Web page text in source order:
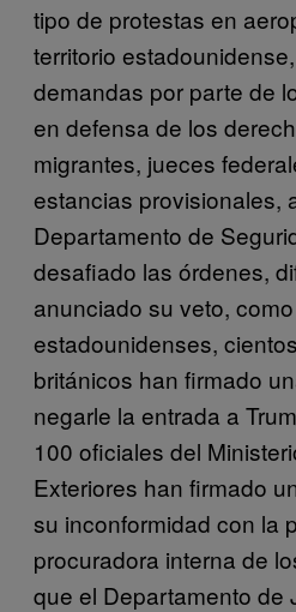
tipo de protestas en
territorio
demandas por parte de
en defensa de los
migrantes, jueces
estancias provisionales,
Departamento de
desafiado las órdenes,
anunciado su veto,
estadounidenses,
británicos han firmado
negarle la entrada a
100 oficiales del
Exteriores han firmado
su inconformidad con la
procuradora interna de
que el Departamento de